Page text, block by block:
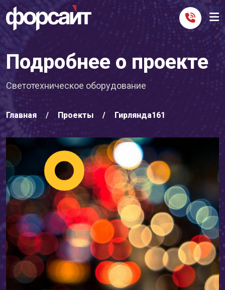
Подробнее о проекте
Светотехническое оборудование
Главная Проекты Гирлянда161